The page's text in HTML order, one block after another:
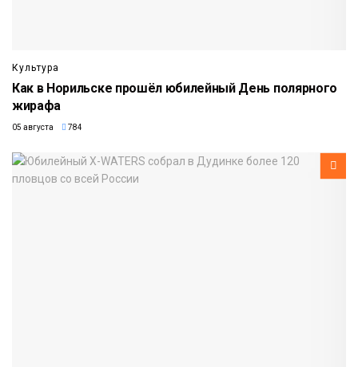
Культура
Как в Норильске прошёл юбилейный День полярного
жирафа
05 августа 784